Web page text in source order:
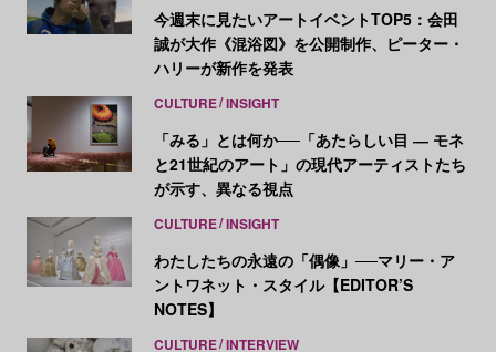
今週末に見たいアートイベントTOP5：会田
誠が大作《混浴図》を公開制作、ピーター・
ハリーが新作を発表
CULTURE INSIGHT
「みる」とは何か──「あたらしい目 ― モネ
と21世紀のアート」の現代アーティストたち
が示す、異なる視点
CULTURE INSIGHT
わたしたちの永遠の「偶像」──マリー・ア
ントワネット・スタイル【EDITOR’S
NOTES】
CULTURE INTERVIEW